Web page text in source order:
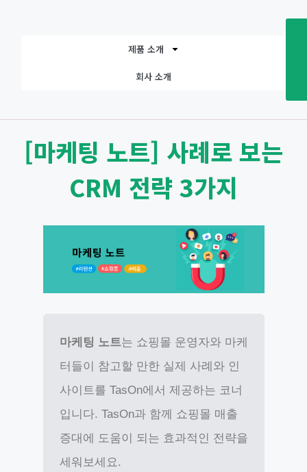
제품 소개
회사 소개
[마케팅 노트] 사례로 보는
CRM 전략 3가지
마케팅 노트는 쇼핑몰 운영자와 마케
터들이 참고할 만한 실제 사례와 인
사이트를 TasOn에서 제공하는 코너
입니다. TasOn과 함께 쇼핑몰 매출
증대에 도움이 되는 효과적인 전략을
세워보세요.